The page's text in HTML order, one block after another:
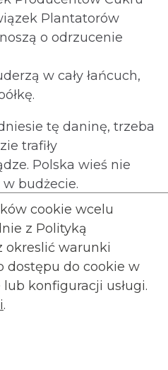
Plantatorów
o odrzucenie
w cały łańcuch,
tę daninę, trzeba
trafiły
Polska wieś nie
w budżecie.⁩
z faktur
ile płacisz za
cookie wcelu
z Polityką
okreslić warunki
dostępu do cookie w
konfiguracji usługi.
.